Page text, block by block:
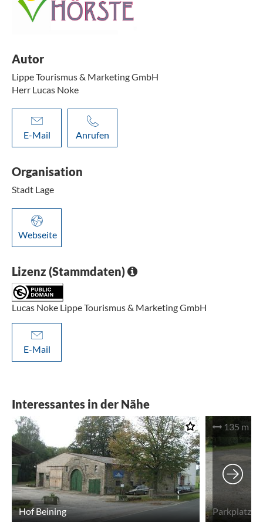
Autor
Lippe Tourismus & Marketing GmbH
Herr Lucas Noke
E-Mail Anrufen
Organisation
Stadt Lage
Webseite
Lizenz (Stammdaten)
Lucas Noke Lippe Tourismus & Marketing GmbH
E-Mail
Interessantes in der Nähe
Hof Beining
135 m
Parkplatz